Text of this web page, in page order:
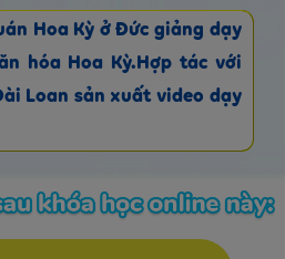
Hoa Kỳ ở Đức giảng dạy
hóa Hoa Kỳ.Hợp tác với
Loan sản xuất video dạy